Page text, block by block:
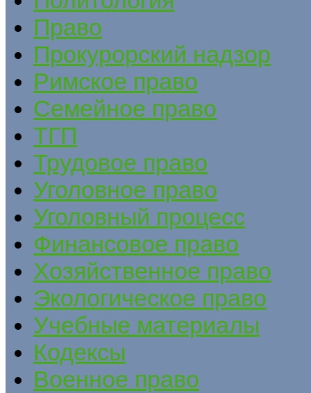
Право
Прокурорский надзор
Римское право
Семейное право
ТГП
Трудовое право
Уголовное право
Уголовный процесс
Финансовое право
Хозяйственное право
Экологическое право
Учебные материалы
Кодексы
Военное право